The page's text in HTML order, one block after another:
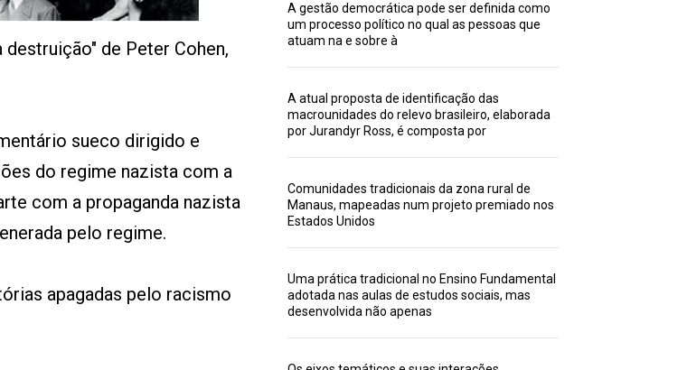
de Peter Cohen,
sueco dirigido e
do regime nazista com a
com a propaganda nazista
pelo regime.
apagadas pelo racismo
A gestão democrática pode ser definida como
um processo político no qual as pessoas que
atuam na e sobre à
A atual proposta de identificação das
macrounidades do relevo brasileiro, elaborada
por Jurandyr Ross, é composta por
Comunidades tradicionais da zona rural de
Manaus, mapeadas num projeto premiado nos
Estados Unidos
Uma prática tradicional no Ensino Fundamental
adotada nas aulas de estudos sociais, mas
desenvolvida não apenas